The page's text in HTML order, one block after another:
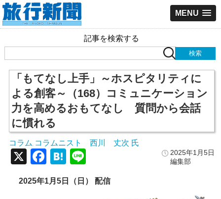
MENU
記事を検索する
「もてなし上手」～ホスピタリティに
よる創客～（168）コミュニケーション
力を高めるおもてなし 質問から会話
に慣れる
コラム コラムニスト 西川 丈次 氏
2025年1月5日
編集部
X Facebook
Hatena
2025年1月5日（日） 配信